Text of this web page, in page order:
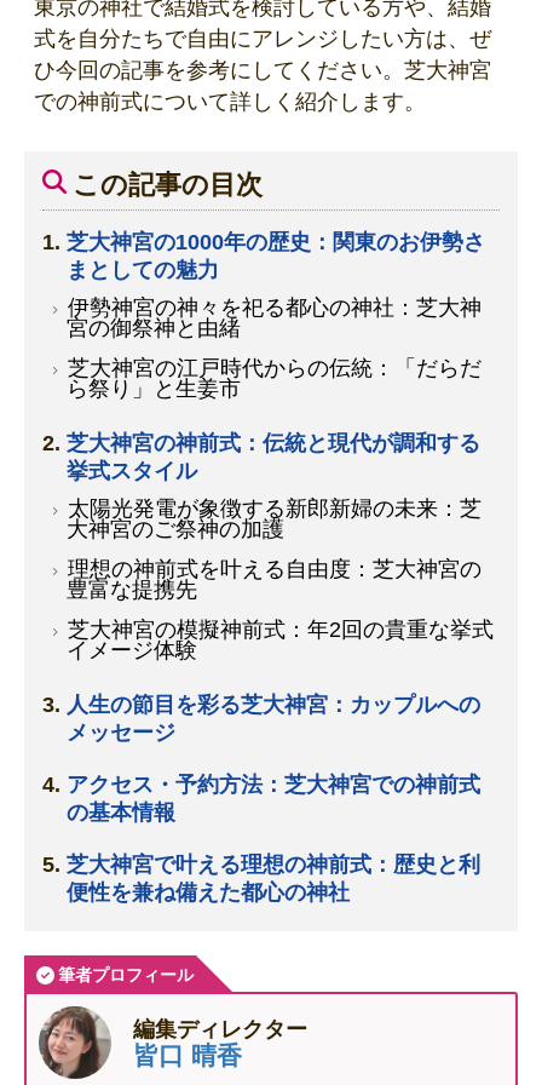
東京の神社で結婚式を検討している方や、結婚
式を自分たちで自由にアレンジしたい方は、ぜ
ひ今回の記事を参考にしてください。芝大神宮
での神前式について詳しく紹介します。
この記事の目次
芝大神宮の1000年の歴史：関東のお伊勢さ
まとしての魅力
伊勢神宮の神々を祀る都心の神社：芝大神
宮の御祭神と由緒
芝大神宮の江戸時代からの伝統：「だらだ
ら祭り」と生姜市
芝大神宮の神前式：伝統と現代が調和する
挙式スタイル
太陽光発電が象徴する新郎新婦の未来：芝
大神宮のご祭神の加護
理想の神前式を叶える自由度：芝大神宮の
豊富な提携先
芝大神宮の模擬神前式：年2回の貴重な挙式
イメージ体験
人生の節目を彩る芝大神宮：カップルへの
メッセージ
アクセス・予約方法：芝大神宮での神前式
の基本情報
芝大神宮で叶える理想の神前式：歴史と利
便性を兼ね備えた都心の神社
筆者プロフィール
編集ディレクター
皆口 晴香